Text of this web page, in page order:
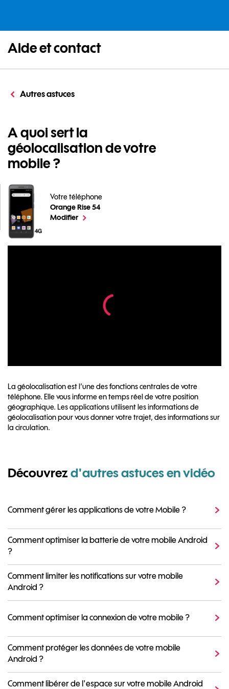
Aide et contact
Autres astuces
A quoi sert la
géolocalisation de votre
mobile ?
Votre téléphone
Orange Rise 54
A quoi sert la géolocalisation de votre mobile ? pour
Modifierle téléphone sélectionné
La géolocalisation est l’une des fonctions centrales de votre
téléphone. Elle vous informe en temps réel de votre position
géographique. Les applications utilisent les informations de
géolocalisation pour vous donner votre trajet, des informations sur
la circulation.
Découvrezd'autres astuces en vidéo
Comment gérer les applications de votre Mobile ?
Comment optimiser la batterie de votre mobile Android
?
Comment limiter les notifications sur votre mobile
Android ?
Comment optimiser la connexion de votre mobile ?
Comment protéger les données de votre mobile
Android ?
Comment libérer de l'espace sur votre mobile Android